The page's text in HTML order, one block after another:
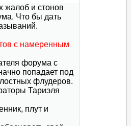
жалоб и стонов
Что бы дать
с намеренным
форума с
попадает под
флудеров.
Тариэля
плут и